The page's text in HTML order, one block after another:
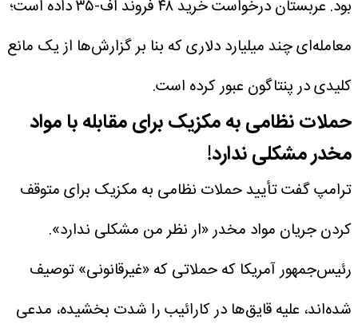
بود.
عربستان درخواست خرید ۴۸ فروند اف-۳۵ داده است؛
معامله‌ای چند میلیارد دلاری که بنا بر گزارش‌ها از یک مانع
کلیدی در پنتاگون عبور کرده است.
حملات نظامی به مکزیک برای مقابله با مواد
مخدر مشکلی ندارد!
ترامپ گفت تأیید حملات نظامی به مکزیک برای متوقف
کردن جریان مواد مخدر «ار نظر من مشکلی ندارد».
رئیس‌جمهور آمریکا که حملاتی که «غیرقانونی» توصیف
شده‌اند، علیه قایق‌ها در کارائیب را شدت بخشیده، مدعی